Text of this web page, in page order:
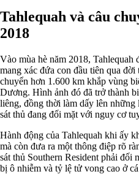
Tahlequah và câu
2018
Vào mùa hè năm 2018,
mang xác đứa con đầu tiên qua
chuyển hơn 1.600 km khắp vùng
Dương. Hình ảnh đó đã trở thành
liêng, đồng thời làm dấy lên
sát thủ đang đối mặt với nguy cơ
Hành động của Tahlequah khi ấy
mà còn đưa ra một thông điệp rõ
sát thủ Southern Resident phải đối
bị ô nhiễm và tỷ lệ tử vong cao ở